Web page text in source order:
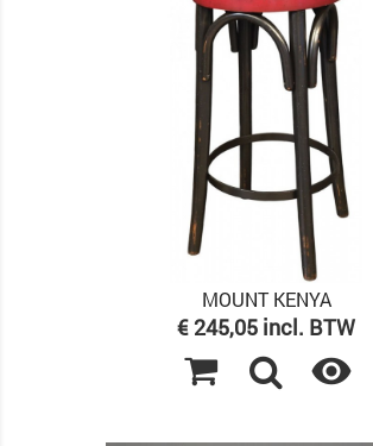
MOUNT KENYA
Prijs
€ 245,05 incl. BTW
